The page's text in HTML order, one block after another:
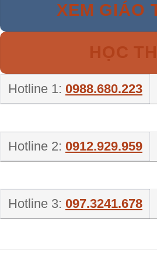
XEM GIÁO
Hotline 1: 0988.680.223
Hotline 2: 0912.929.959
Hotline 3: 097.3241.678